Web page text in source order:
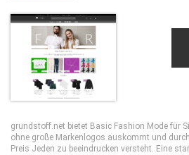
grundstoff.net bietet Basic Fashion Mode für
ohne große Markenlogos auskommt und
Preis Jeden zu beeindrucken versteht. Eine